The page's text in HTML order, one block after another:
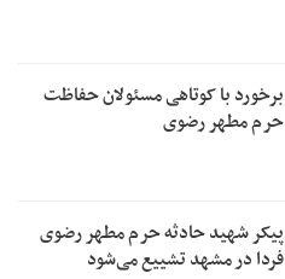
برخورد با کوتاهی مسئولان حفاظت
حرم مطهر رضوی
پیکر شهید حادثه حرم مطهر رضوی
فردا در مشهد تشییع می‌شود